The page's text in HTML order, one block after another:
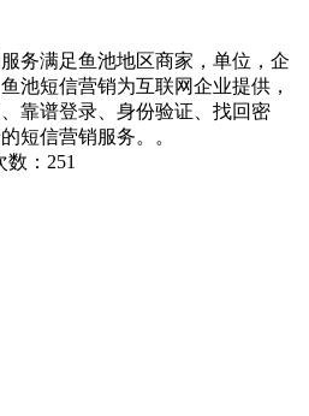
务满足鱼池地区商家，单位，企
池短信营销为互联网企业提供，
靠谱登录、身份验证、找回密
短信营销服务。。
数：251